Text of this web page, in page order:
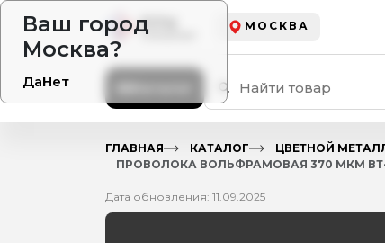
Ваш город
Москва?
ДаНет
МОСКВА
ГЛАВНАЯ КАТАЛОГ ЦВЕТНОЙ
ПРОВОЛОКА ВОЛЬФРАМОВАЯ 370 МКМ ВТ-
Дата обновления: 11.09.2025